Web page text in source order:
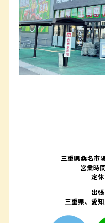
三重県桑名市
営業時
定
出
三重県、愛